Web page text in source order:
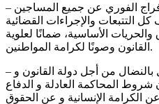
– دعوتها الصريحة إلى الإفراج الفوري عن جميع المساجين
التتبعات والإجراءات القضائية
الأساسية، ضمانًا لعلوية
القانون وصونًا لكرامة المواطنين.
– التزامها المبدئي و المتواصل بالنضال من أجل دولة القانون و
المحاكمة العادلة و الدفاع
عن الكرامة الإنسانية و عن الحقوق